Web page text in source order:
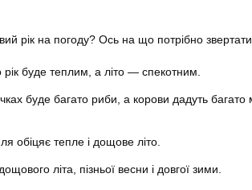
рік на погоду? Ось на що потрібно звертати
буде теплим, а літо — спекотним.
буде багато риби, а корови дадуть багато
обіцяє тепле і дощове літо.
літа, пізньої весни і довгої зими.